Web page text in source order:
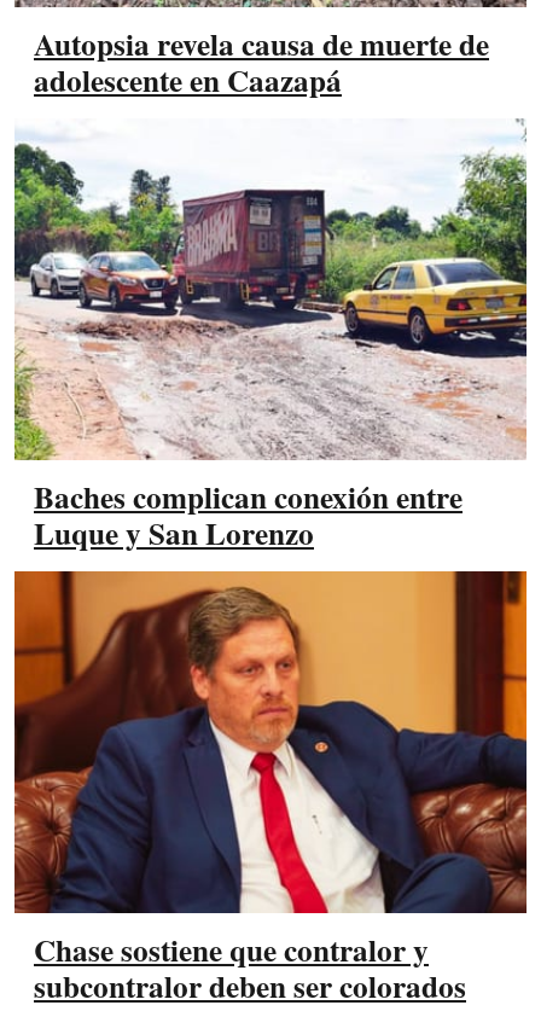
Autopsia revela causa de muerte de
adolescente en Caazapá
Baches complican conexión entre
Luque y San Lorenzo
Chase sostiene que contralor y
subcontralor deben ser colorados